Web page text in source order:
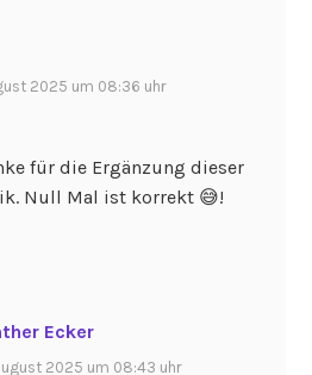
2025 um 08:36 uhr
für die Ergänzung dieser
Null Mal ist korrekt 😅!
Ecker
2025 um 08:43 uhr